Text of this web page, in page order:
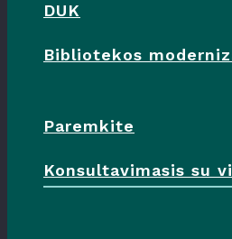
DUK
Bibliotekos
Paremkite
Konsultavimasis su